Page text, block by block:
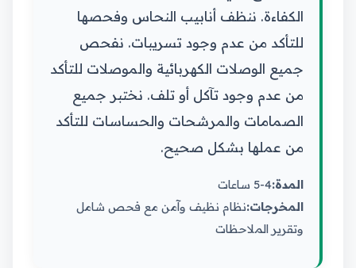
الكفاءة. ننظف أنابيب النحاس وفحصها
للتأكد من عدم وجود تسريبات. نفحص
جميع الوصلات الكهربائية والموصلات للتأكد
من عدم وجود تآكل أو تلف. نختبر جميع
الصمامات والمرشحات والحساسات للتأكد
من عملها بشكل صحيح.
المدة:4-5 ساعات
المخرجات:نظام نظيف وآمن مع فحص شامل
وتقرير الملاحظات